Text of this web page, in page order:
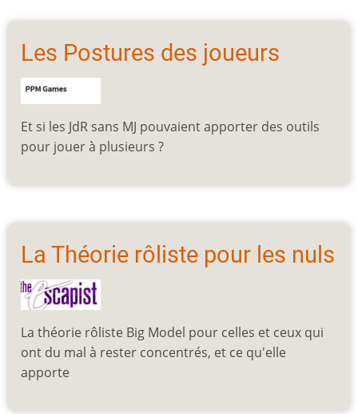
Les Postures des joueurs
Et si les JdR sans MJ pouvaient apporter des outils
pour jouer à plusieurs ?
La Théorie rôliste pour les nuls
La théorie rôliste Big Model pour celles et ceux qui
ont du mal à rester concentrés, et ce qu'elle
apporte